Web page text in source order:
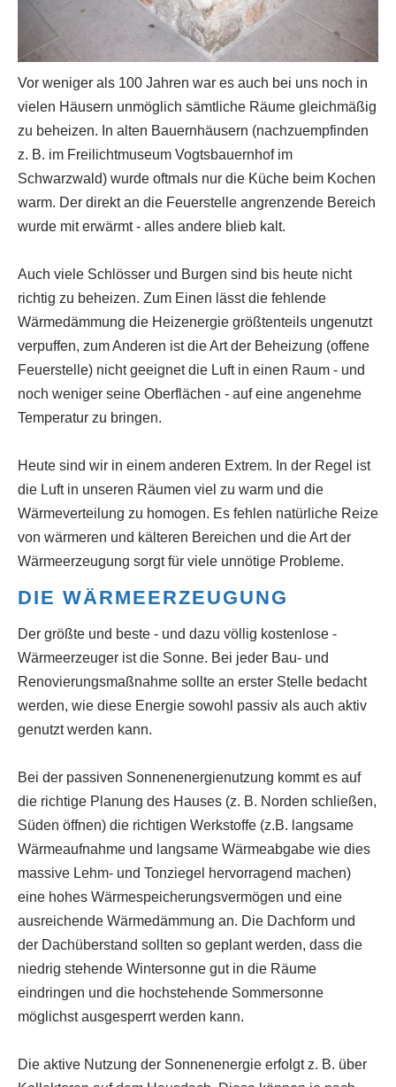
Vor weniger als 100 Jahren war es auch bei uns noch in
vielen Häusern unmöglich sämtliche Räume gleichmäßig
zu beheizen. In alten Bauernhäusern (nachzuempfinden
z. B. im Freilichtmuseum Vogtsbauernhof im
Schwarzwald) wurde oftmals nur die Küche beim Kochen
warm. Der direkt an die Feuerstelle angrenzende Bereich
wurde mit erwärmt - alles andere blieb kalt.
Auch viele Schlösser und Burgen sind bis heute nicht
richtig zu beheizen. Zum Einen lässt die fehlende
Wärmedämmung die Heizenergie größtenteils ungenutzt
verpuffen, zum Anderen ist die Art der Beheizung (offene
Feuerstelle) nicht geeignet die Luft in einen Raum - und
noch weniger seine Oberflächen - auf eine angenehme
Temperatur zu bringen.
Heute sind wir in einem anderen Extrem. In der Regel ist
die Luft in unseren Räumen viel zu warm und die
Wärmeverteilung zu homogen. Es fehlen natürliche Reize
von wärmeren und kälteren Bereichen und die Art der
Wärmeerzeugung sorgt für viele unnötige Probleme.
DIE WÄRMEERZEUGUNG
Der größte und beste - und dazu völlig kostenlose -
Wärmeerzeuger ist die Sonne. Bei jeder Bau- und
Renovierungsmaßnahme sollte an erster Stelle bedacht
werden, wie diese Energie sowohl passiv als auch aktiv
genutzt werden kann.
Bei der passiven Sonnenenergienutzung kommt es auf
die richtige Planung des Hauses (z. B. Norden schließen,
Süden öffnen) die richtigen Werkstoffe (z.B. langsame
Wärmeaufnahme und langsame Wärmeabgabe wie dies
massive Lehm- und Tonziegel hervorragend machen)
eine hohes Wärmespeicherungsvermögen und eine
ausreichende Wärmedämmung an. Die Dachform und
der Dachüberstand sollten so geplant werden, dass die
niedrig stehende Wintersonne gut in die Räume
eindringen und die hochstehende Sommersonne
möglichst ausgesperrt werden kann.
Die aktive Nutzung der Sonnenenergie erfolgt z. B. über